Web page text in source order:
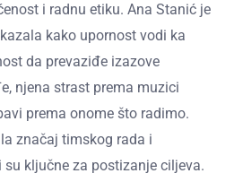
i radnu etiku. Ana Stanić je
kako upornost vodi ka
da prevaziđe izazove
njena strast prema muzici
prema onome što radimo.
značaj timskog rada i
su ključne za postizanje ciljeva.